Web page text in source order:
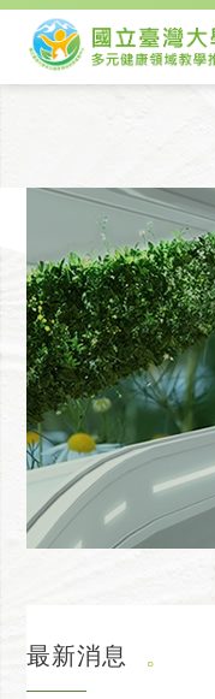
最新消息